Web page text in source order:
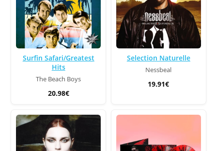
Surfin Safari/Greatest
Hits
The Beach Boys
20.98€
Selection Naturelle
Nessbeal
19.91€